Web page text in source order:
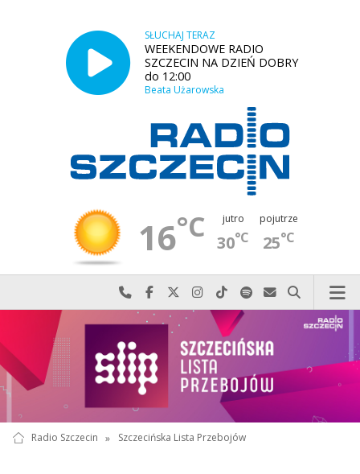
SŁUCHAJ TERAZ
WEEKENDOWE RADIO
SZCZECIN NA DZIEŃ DOBRY
do 12:00
Beata Użarowska
16°C jutro
30°C
pojutrze
25°C
Najlepiej po prostu do nas zadzwoń
Odwiedź nas na Facebook-u
Odwiedź nas na X
Odwiedź nas na Instagram-ie
Odwiedź nas na TikTok-u
Szukaj nas na Spotify
Wyślij do nas
Szukaj
Radio Szczecin » Szczecińska Lista Przebojów